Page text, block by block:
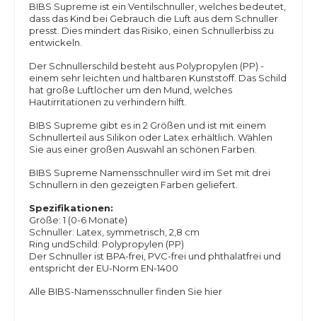
BIBS Supreme ist ein Ventilschnuller, welches bedeutet,
dass das Kind bei Gebrauch die Luft aus dem Schnuller
presst. Dies mindert das Risiko, einen Schnullerbiss zu
entwickeln.
Der Schnullerschild besteht aus Polypropylen (PP) -
einem sehr leichten und haltbaren Kunststoff. Das Schild
hat große Luftlöcher um den Mund, welches
Hautirritationen zu verhindern hilft.
BIBS Supreme gibt es in 2 Größen und ist mit einem
Schnullerteil aus Silikon oder Latex erhältlich. Wählen
Sie aus einer großen Auswahl an schönen Farben.
BIBS Supreme Namensschnuller wird im Set mit drei
Schnullern in den gezeigten Farben geliefert.
Spezifikationen:
Größe: 1 (0-6 Monate)
Schnuller: Latex, symmetrisch, 2,8 cm
Ring undSchild: Polypropylen (PP)
Der Schnuller ist BPA-frei, PVC-frei und phthalatfrei und
entspricht der EU-Norm EN-1400
Alle BIBS-Namensschnuller finden Sie hier